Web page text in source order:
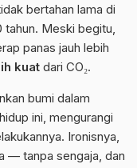
bertahan lama di
Meski begitu,
panas jauh lebih
kuat dari CO₂.
bumi dalam
ini, mengurangi
Ironisnya,
— tanpa sengaja, dan